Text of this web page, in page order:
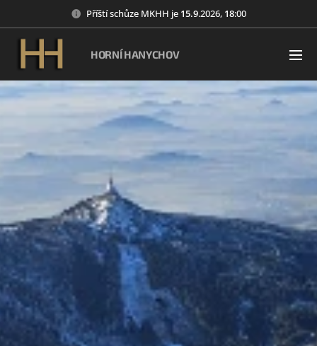
Příští schůze MKHH je 15.9.2026, 18:00
HORNÍ HANYCHOV